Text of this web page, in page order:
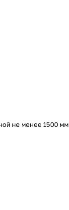
не менее 1500 мм